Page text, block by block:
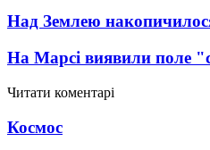
Над Землею
На Марсі виявили поле
Читати коментарі
Космос